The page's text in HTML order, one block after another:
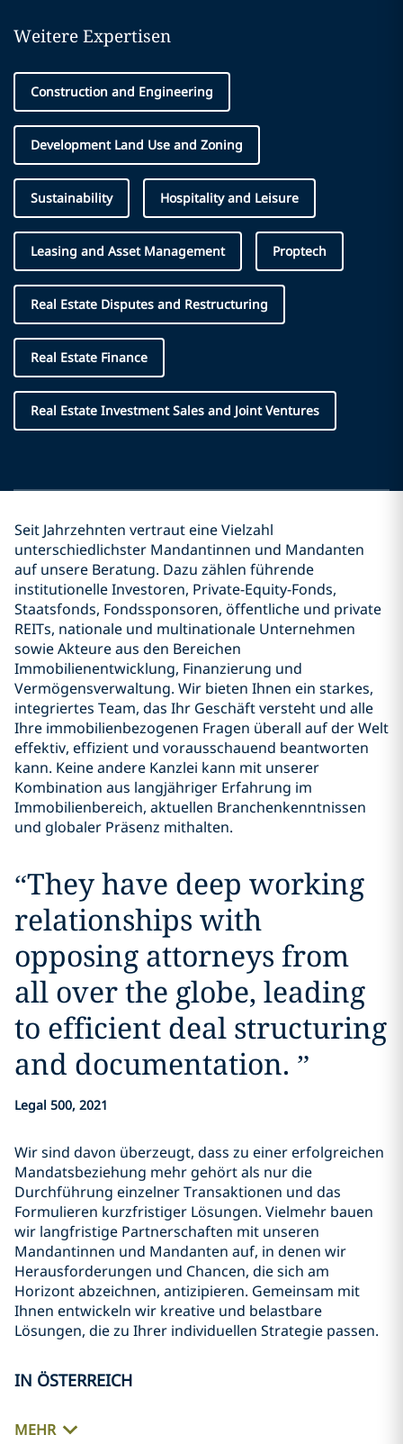
Weitere Expertisen
Construction and Engineering
Development Land Use and Zoning
Sustainability Hospitality and Leisure
Leasing and Asset Management Proptech
Real Estate Disputes and Restructuring
Real Estate Finance
Real Estate Investment Sales and Joint Ventures
Seit Jahrzehnten vertraut eine Vielzahl
unterschiedlichster Mandantinnen und Mandanten
auf unsere Beratung. Dazu zählen führende
institutionelle Investoren, Private-Equity-Fonds,
Staatsfonds, Fondssponsoren, öffentliche und private
REITs, nationale und multinationale Unternehmen
sowie Akteure aus den Bereichen
Immobilienentwicklung, Finanzierung und
Vermögensverwaltung. Wir bieten Ihnen ein starkes,
integriertes Team, das Ihr Geschäft versteht und alle
Ihre immobilienbezogenen Fragen überall auf der Welt
effektiv, effizient und vorausschauend beantworten
kann. Keine andere Kanzlei kann mit unserer
Kombination aus langjähriger Erfahrung im
Immobilienbereich, aktuellen Branchenkenntnissen
und globaler Präsenz mithalten.
“They have deep working
relationships with
opposing attorneys from
all over the globe, leading
to efficient deal structuring
and documentation. ”
Legal 500, 2021
Wir sind davon überzeugt, dass zu einer erfolgreichen
Mandatsbeziehung mehr gehört als nur die
Durchführung einzelner Transaktionen und das
Formulieren kurzfristiger Lösungen. Vielmehr bauen
wir langfristige Partnerschaften mit unseren
Mandantinnen und Mandanten auf, in denen wir
Herausforderungen und Chancen, die sich am
Horizont abzeichnen, antizipieren. Gemeinsam mit
Ihnen entwickeln wir kreative und belastbare
Lösungen, die zu Ihrer individuellen Strategie passen.
IN ÖSTERREICH
MEHR